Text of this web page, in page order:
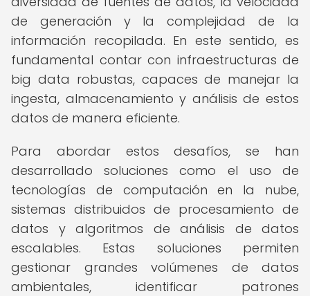
de generación y la complejidad de la
información recopilada. En este sentido, es
fundamental contar con infraestructuras de
big data robustas, capaces de manejar la
ingesta, almacenamiento y análisis de estos
datos de manera eficiente.
Para abordar estos desafíos, se han
desarrollado soluciones como el uso de
tecnologías de computación en la nube,
sistemas distribuidos de procesamiento de
datos y algoritmos de análisis de datos
escalables. Estas soluciones permiten
gestionar grandes volúmenes de datos
ambientales, identificar patrones